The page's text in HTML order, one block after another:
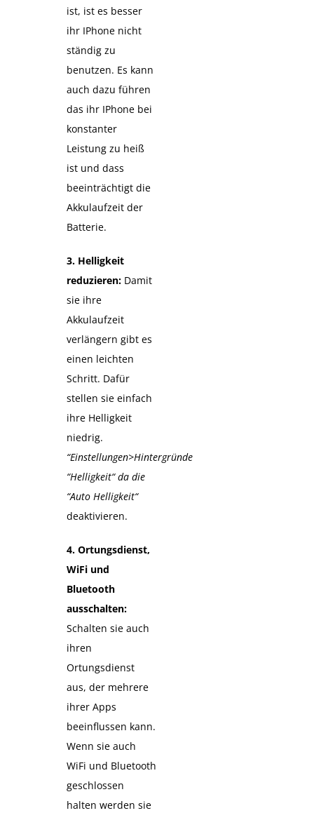
ist, ist es besser
ihr IPhone nicht
ständig zu
benutzen. Es kann
auch dazu führen
das ihr IPhone bei
konstanter
Leistung zu heiß
ist und dass
beeinträchtigt die
Akkulaufzeit der
Batterie.
3. Helligkeit
reduzieren: Damit
sie ihre
Akkulaufzeit
verlängern gibt es
einen leichten
Schritt. Dafür
stellen sie einfach
ihre Helligkeit
niedrig.
“Einstellungen>Hintergründe
“Helligkeit“ da die
“Auto Helligkeit“
deaktivieren.
4. Ortungsdienst,
WiFi und
Bluetooth
ausschalten:
Schalten sie auch
ihren
Ortungsdienst
aus, der mehrere
ihrer Apps
beeinflussen kann.
Wenn sie auch
WiFi und Bluetooth
geschlossen
halten werden sie